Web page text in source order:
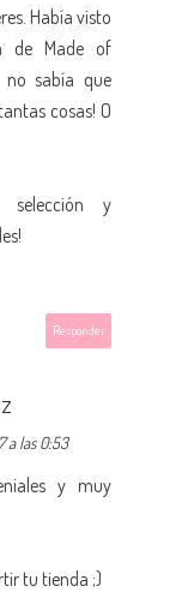
Había visto
de Made of
no sabía que
cosas! O
selección y
Responder
a las 0:53
y muy
tu tienda ;)